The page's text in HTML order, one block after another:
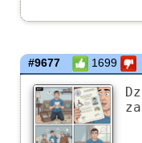
#9677 1699